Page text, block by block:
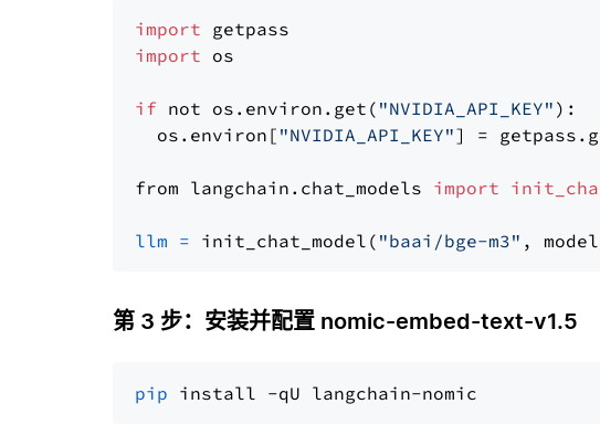
import
import os
if not os.environ.get( "NVIDIA_API_KEY" ):
  os.environ[
"NVIDIA_API_KEY"] =
from langchain.chat_models import
llm = init_chat_model( "baai/bge-m3" ,
第 3 步：安装并配置 nomic-embed-text-v1.5
pip